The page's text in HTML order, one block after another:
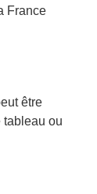
France
être
tableau ou